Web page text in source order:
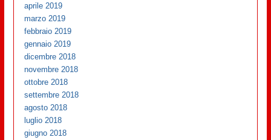
aprile 2019
marzo 2019
febbraio 2019
gennaio 2019
dicembre 2018
novembre 2018
ottobre 2018
settembre 2018
agosto 2018
luglio 2018
giugno 2018